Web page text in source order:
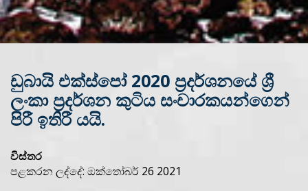
ඩුබායි එක්ස්පෝ 2020 ප්‍රදර්ශනයේ ශ්‍රී
ලංකා ප්‍රදර්ශන කුටිය සංචාරකයන්ගෙන්
පිරී ඉතිරී යයි.
විස්තර
පළකරන ලද්දේ: ඔක්තෝබර් 26 2021